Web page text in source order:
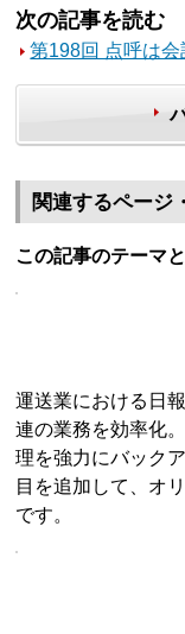
次の記事を読む
第198回 点呼は
関連するページ
この記事のテーマ
運送業における日
連の業務を効率化
理を強力にバック
目を追加して、オ
です。